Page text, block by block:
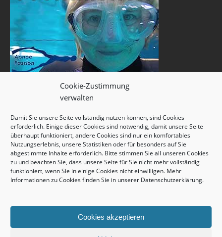
Cookie-Zustimmung
verwalten
Damit Sie unsere Seite vollständig nutzen können, sind Cookies
erforderlich. Einige dieser Cookies sind notwendig, damit unsere Seite
überhaupt funktioniert, andere Cookies sind nur ein komfortables
Nutzungserlebnis, unsere Statistiken oder für besonders auf Sie
abgestimmte Inhalte erforderlich. Bitte stimmen Sie all unseren Cookies
zu und beachten Sie, dass unsere Seite für Sie nicht mehr vollständig
funktioniert, wenn Sie in einige Cookies nicht einwilligen. Mehr
Informationen zu Cookies finden Sie in unserer Datenschutzerklärung.
Cookies akzeptieren